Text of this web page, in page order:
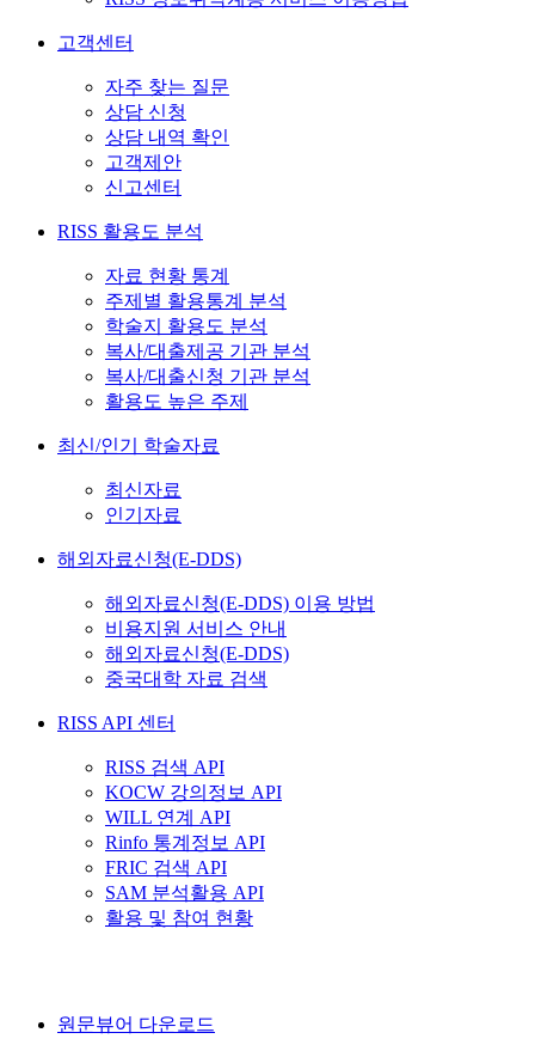
고객센터
자주 찾는 질문
상담 신청
상담 내역 확인
고객제안
신고센터
RISS 활용도 분석
자료 현황 통계
주제별 활용통계 분석
학술지 활용도 분석
복사/대출제공 기관 분석
복사/대출신청 기관 분석
활용도 높은 주제
최신/인기 학술자료
최신자료
인기자료
해외자료신청(E-DDS)
해외자료신청(E-DDS) 이용 방법
비용지원 서비스 안내
해외자료신청(E-DDS)
중국대학 자료 검색
RISS API 센터
RISS 검색 API
KOCW 강의정보 API
WILL 연계 API
Rinfo 통계정보 API
FRIC 검색 API
SAM 분석활용 API
활용 및 참여 현황
원문뷰어 다운로드